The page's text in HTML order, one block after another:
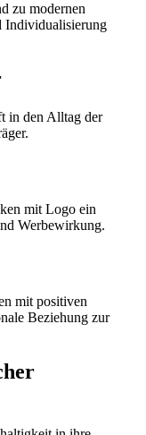
zu modernen
Individualisierung
in den Alltag der
mit Logo ein
Werbewirkung.
mit positiven
Beziehung zur